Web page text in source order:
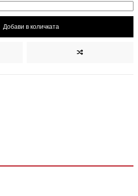
Добави в количката